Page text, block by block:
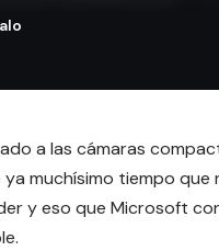
a las cámaras
muchísimo tiempo
y eso que Microsoft